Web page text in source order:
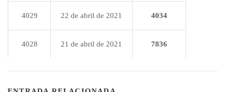
4029 22 de abril de 2021 4034
4028 21 de abril de 2021 7836